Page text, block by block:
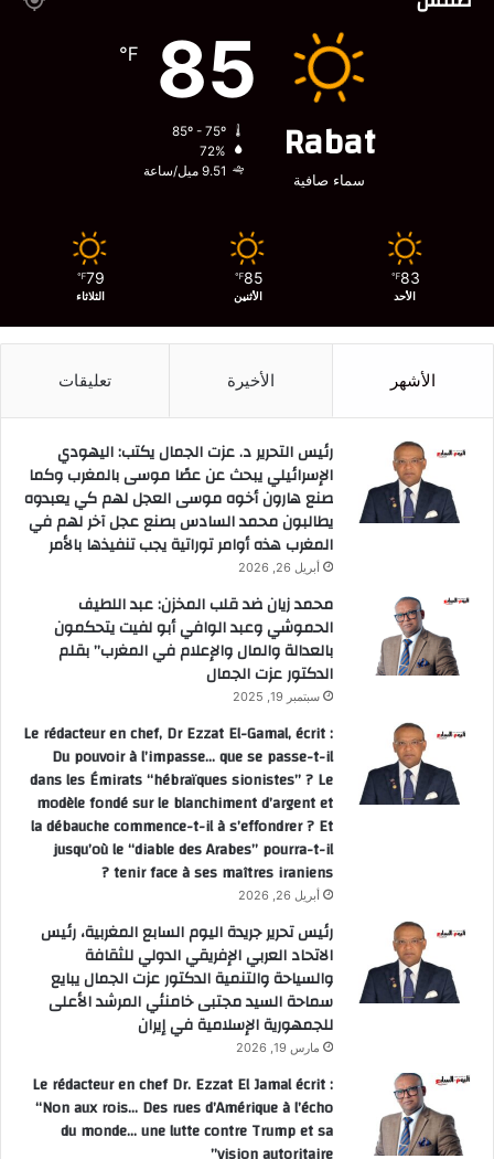
Rabat
سماء صافية
85
℉
72%
9.51 ميل/ساعة
83
℉
الأحد
85
℉
الأثنين
79
℉
الثلاثاء
الأشهر الأخيرة تعليقات
رئيس التحرير د. عزت الجمال يكتب: اليهودي
الإسرائيلي يبحث عن عصًا موسى بالمغرب وكما
صنع هارون أخوه موسى العجل لهم كي يعبدوه
يطالبون محمد السادس بصنع عجل آخر لهم في
المغرب هذه أوامر توراتية يجب تنفيذها بالأمر
أبريل 26, 2026
محمد زيان ضد قلب المخزن: عبد اللطيف
الحموشي وعبد الوافي أبو لفيت يتحكمون
بالعدالة والمال والإعلام في المغرب” بقلم
الدكتور عزت الجمال
سبتمبر 19, 2025
Le rédacteur en chef, Dr Ezzat El-Gamal, écrit :
Du pouvoir à l’impasse… que se passe-t-il
dans les Émirats “hébraïques sionistes” ? Le
modèle fondé sur le blanchiment d’argent et
la débauche commence-t-il à s’effondrer ? Et
jusqu’où le “diable des Arabes” pourra-t-il
tenir face à ses maîtres iraniens ?
أبريل 26, 2026
رئيس تحرير جريدة اليوم السابع المغربية، رئيس
الاتحاد العربي الإفريقي الدولي للثقافة
والسياحة والتنمية الدكتور عزت الجمال يبايع
سماحة السيد مجتبى خامنئي المرشد الأعلى
للجمهورية الإسلامية في إيران
مارس 19, 2026
Le rédacteur en chef Dr. Ezzat El Jamal écrit :
“Non aux rois… Des rues d’Amérique à l’écho
du monde… une lutte contre Trump et sa